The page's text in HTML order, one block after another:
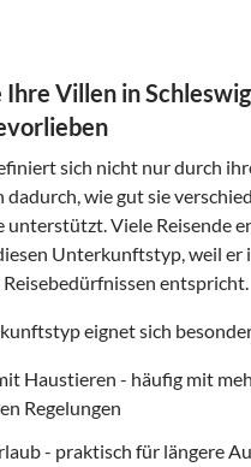
Ihre Villen in
sich nicht nur durch
dadurch, wie gut sie
unterstützt. Viele Reisende
Unterkunftstyp, weil er
entspricht.
eignet sich
Haustieren - häufig mit
Regelungen
- praktisch für längere